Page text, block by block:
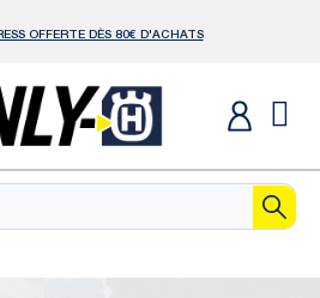
OFFERTE DÈS 80€ D'ACHATS